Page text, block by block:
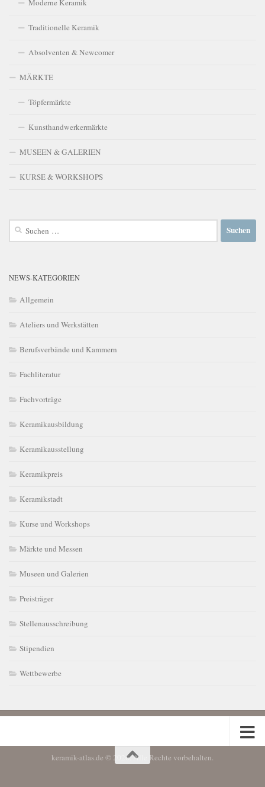
Moderne Keramik
Traditionelle Keramik
Absolventen & Newcomer
MÄRKTE
Töpfermärkte
Kunsthandwerkermärkte
MUSEEN & GALERIEN
KURSE & WORKSHOPS
Suchen
NEWS-KATEGORIEN
Allgemein
Ateliers und Werkstätten
Berufsverbände und Kammern
Fachliteratur
Fachvorträge
Keramikausbildung
Keramikausstellung
Keramikpreis
Keramikstadt
Kurse und Workshops
Märkte und Messen
Museen und Galerien
Preisträger
Stellenausschreibung
Stipendien
Wettbewerbe
keramik-atlas.de © 2026. Alle Rechte vorbehalten.